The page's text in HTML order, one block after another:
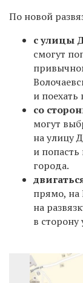
По новой
с улицы
смогут
и поехать
со
могут
на улицу
и
города.
прямо, на
на
в